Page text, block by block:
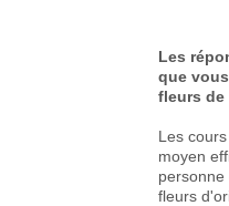
Les
que
fleurs de
Les
moyen
fleurs